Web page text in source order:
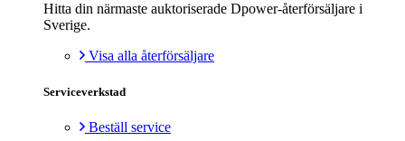
Hitta din närmaste auktoriserade Dpower-återförsäljare i
Sverige.
Visa alla återförsäljare
Serviceverkstad
Beställ service